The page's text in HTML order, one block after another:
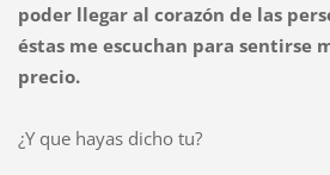
poder llegar al corazón de las
éstas me escuchan para sentirse
precio.
¿Y que hayas dicho tu?